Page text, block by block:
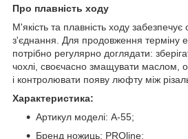
Про плавність ходу
М'якість та плавність ходу забезпечує
з'єднання. Для продовження терміну
потрібно регулярно доглядати:
чохлі, своєчасно змащувати маслом,
і контролювати появу люфту між
Характеристика:
Артикул моделі: A-55;
Бренд ножиць: PROline;